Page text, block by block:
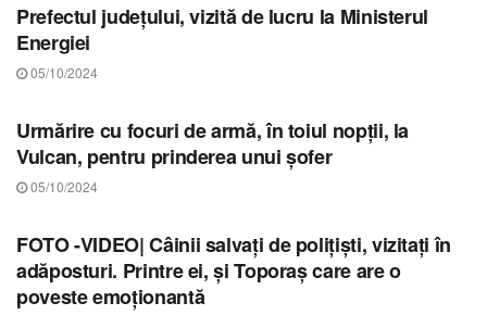
Prefectul județului, vizită de lucru la Ministerul
Energiei
05/10/2024
Urmărire cu focuri de armă, în toiul nopții, la
Vulcan, pentru prinderea unui șofer
05/10/2024
FOTO -VIDEO| Câinii salvați de polițiști, vizitați în
adăposturi. Printre ei, și Toporaș care are o
poveste emoționantă